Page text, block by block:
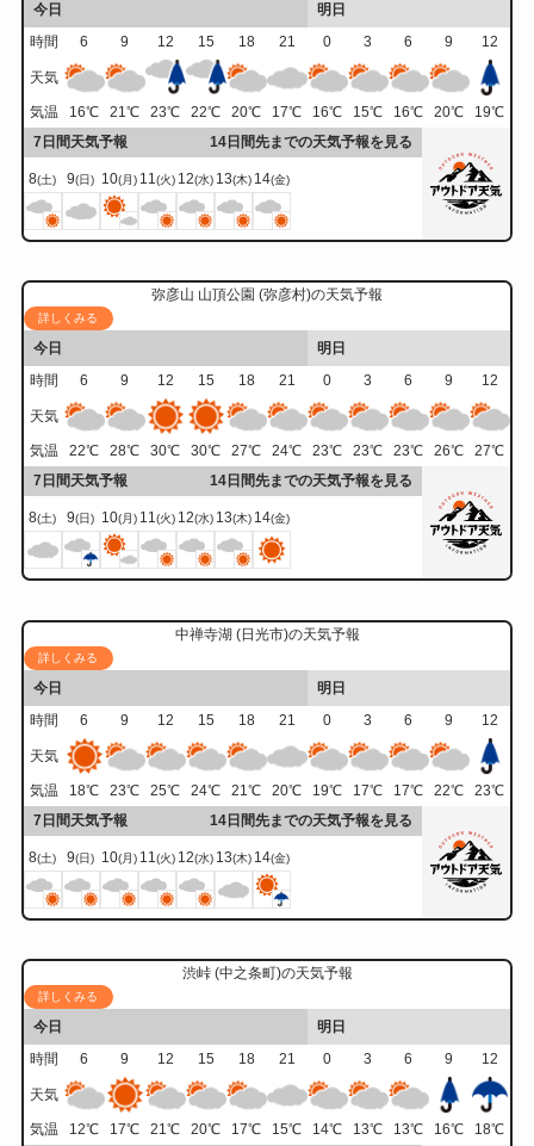
今日
明日
時間
6 9 12 15 18 21 0 3 6 9 12
天気
気温 16℃ 21℃ 23℃ 22℃ 20℃ 17℃ 16℃ 15℃ 16℃ 20℃ 19℃
7日間天気予報
14日間先までの天気予報を見る
8(土) 9(日) 10(月) 11(火) 12(水) 13(木) 14(金)
弥彦山 山頂公園 (弥彦村)の天気予報
詳しくみる
今日
明日
時間
6 9 12 15 18 21 0 3 6 9 12
天気
気温 22℃ 28℃ 30℃ 30℃ 27℃ 24℃ 23℃ 23℃ 23℃ 26℃ 27℃
7日間天気予報
14日間先までの天気予報を見る
8(土) 9(日) 10(月) 11(火) 12(水) 13(木) 14(金)
中禅寺湖 (日光市)の天気予報
詳しくみる
今日
明日
時間
6 9 12 15 18 21 0 3 6 9 12
天気
気温 18℃ 23℃ 25℃ 24℃ 21℃ 20℃ 19℃ 17℃ 17℃ 22℃ 23℃
7日間天気予報
14日間先までの天気予報を見る
8(土) 9(日) 10(月) 11 (火) 12(水) 13(木) 14(金)
渋峠 (中之条町)の天気予報
詳しくみる
今日
明日
時間
6 9 12 15 18 21 0 3 6 9 12
天気
気温 12℃ 17℃ 21℃ 20℃ 17℃ 15℃ 14℃ 13℃ 13℃ 16℃ 18℃